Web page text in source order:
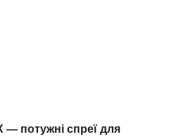
— потужні спреї для